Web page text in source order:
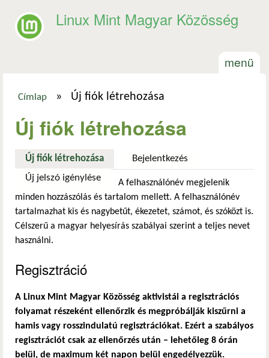
Linux Mint Magyar Közösség
menü
Jelenlegi hely
Címlap » Új fiók létrehozása
Új fiók létrehozása
Új fiók létrehozása (aktív fül)Bejelentkezés
Új jelszó igénylése
A felhasználónév megjelenik
minden hozzászólás és tartalom mellett. A felhasználónév
tartalmazhat kis és nagybetűt, ékezetet, számot, és szóközt is.
Célszerű a magyar helyesírás szabályai szerint a teljes nevet
használni.
Regisztráció
A Linux Mint Magyar Közösség aktivistái a regisztrációs
folyamat részeként ellenőrzik és megpróbálják kiszűrni a
hamis vagy rosszindulatú regisztrációkat. Ezért a szabályos
regisztrációt csak az ellenőrzés után – lehetőleg 8 órán
belül, de maximum két napon belül engedélyezzük.